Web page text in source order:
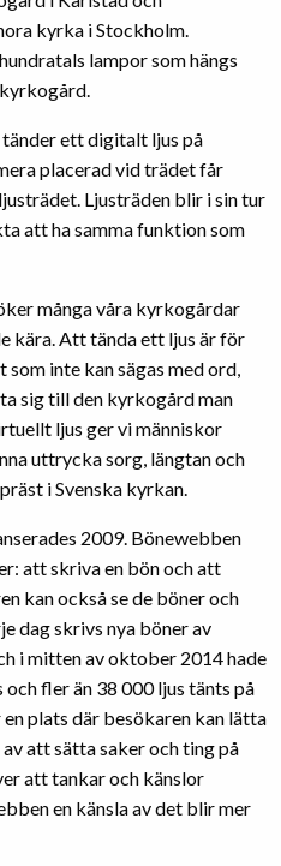
kyrka i Stockholm.
lampor som hängs
ett digitalt ljus på
placerad vid trädet får
Ljusträden blir i sin tur
att ha samma funktion som
många våra kyrkogårdar
kära. Att tända ett ljus är för
inte kan sägas med ord,
sig till den kyrkogård man
ljus ger vi människor
uttrycka sorg, längtan och
i Svenska kyrkan.
2009. Bönewebben
att skriva en bön och att
kan också se de böner och
dag skrivs nya böner av
i mitten av oktober 2014 hade
fler än 38 000 ljus tänts på
plats där besökaren kan lätta
att sätta saker och ting på
att tankar och känslor
en känsla av det blir mer